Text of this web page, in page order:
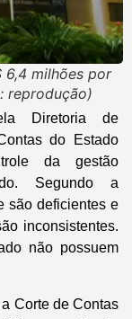
6,4 milhões por
reprodução)
Diretoria de
do Estado
da gestão
Segundo a
são deficientes e
inconsistentes.
não possuem
Corte de Contas